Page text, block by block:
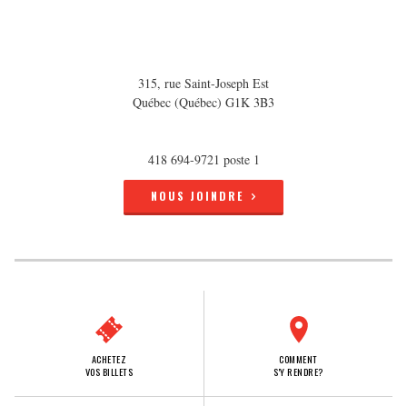
315, rue Saint-Joseph Est
Québec (Québec) G1K 3B3
418 694-9721 poste 1
NOUS JOINDRE
ACHETEZ
VOS BILLETS
COMMENT
S'Y RENDRE?